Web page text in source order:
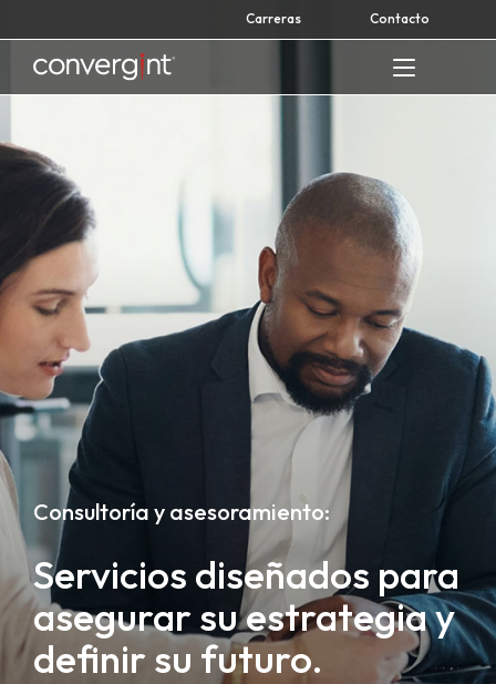
to
content
Carreras Contacto
Home
Consultoría y asesoramiento:
Servicios diseñados para
asegurar su estrategia y
definir su futuro.